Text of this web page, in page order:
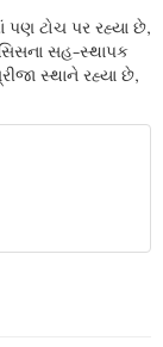
પણ ટોચ પર રહ્યા છે,
સહ-સ્થાપક
સ્થાને રહ્યા છે,